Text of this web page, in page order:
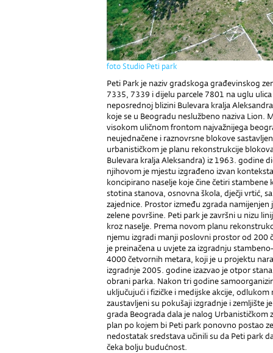
foto Studio Peti park
Peti Park je naziv gradskoga građevinskog
7335, 7339 i dijelu parcele 7801 na uglu
neposrednoj blizini Bulevara kralja
koje se u Beogradu neslužbeno naziva Lion.
visokom uličnom frontom najvažnijega
neujednačene i raznovrsne blokove
urbanističkom je planu rekonstrukcije
Bulevara kralja Aleksandra) iz 1963. godine
njihovom je mjestu izgrađeno izvan
koncipirano naselje koje čine četiri
stotina stanova, osnovna škola, dječji vrtić,
zajednice. Prostor između zgrada
zelene površine. Peti park je završni u nizu
kroz naselje. Prema novom planu
njemu izgradi manji poslovni prostor od
je preinačena u uvjete za izgradnju
4000 četvornih metara, koji je u projektu
izgradnje 2005. godine izazvao je otpor
obrani parka. Nakon tri godine
uključujući i fizičke i medijske akcije,
zaustavljeni su pokušaji izgradnje i zemljište
grada Beograda dala je nalog Urbanističkom
plan po kojem bi Peti park ponovno postao
nedostatak sredstava učinili su da Peti park
čeka bolju budućnost.